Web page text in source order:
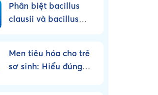
Phân biệt bacillus
clausii và bacillus
Men tiêu hóa cho trẻ
sơ sinh: Hiểu đúng